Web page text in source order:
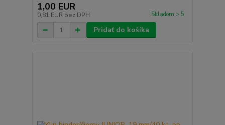
1,00 EUR
0,81 EUR bez DPH Skladom > 5
Pridať do košíka